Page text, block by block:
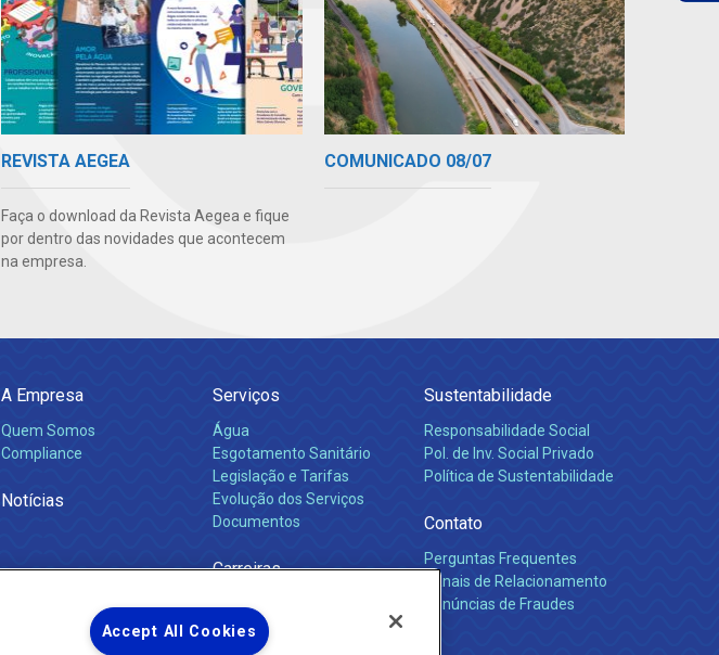
REVISTA AEGEA
Faça o download da Revista Aegea e fique
por dentro das novidades que acontecem
na empresa.
COMUNICADO 08/07
A Empresa
Quem Somos
Compliance
Notícias
Serviços
Água
Esgotamento Sanitário
Legislação e Tarifas
Evolução dos Serviços
Documentos
Carreiras
Sustentabilidade
Responsabilidade Social
Pol. de Inv. Social Privado
Política de Sustentabilidade
Contato
Perguntas Frequentes
Canais de Relacionamento
Denúncias de Fraudes
Accept All Cookies